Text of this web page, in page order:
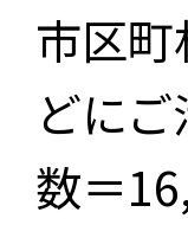
市区
どに
数＝